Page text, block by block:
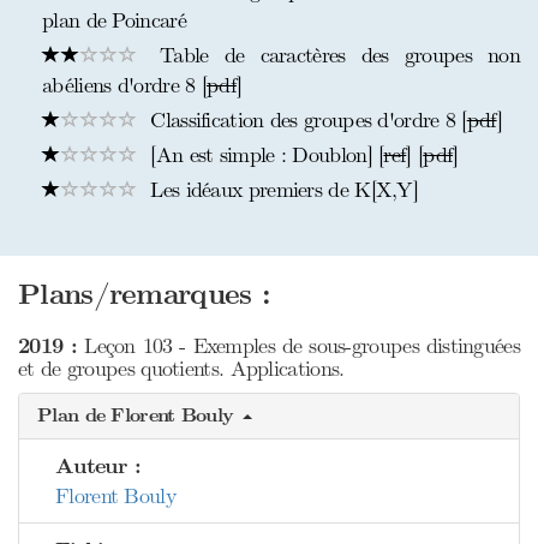
plan de Poincaré
Table de caractères des groupes non
abéliens d'ordre 8 [pdf]
Classification des groupes d'ordre 8 [pdf]
[An est simple : Doublon] [ref] [pdf]
Les idéaux premiers de K[X,Y]
Plans/remarques :
2019 : Leçon 103 - Exemples de sous-groupes distinguées
et de groupes quotients. Applications.
Plan de Florent Bouly
Auteur :
Florent Bouly